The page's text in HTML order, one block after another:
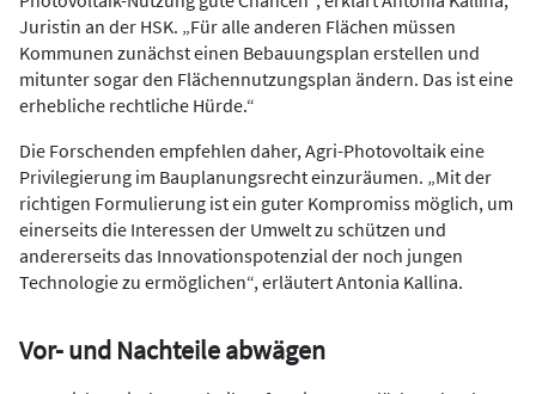
Juristin an der HSK. „Für alle anderen Flächen müssen
Kommunen zunächst einen Bebauungsplan erstellen und
mitunter sogar den Flächennutzungsplan ändern. Das ist eine
erhebliche rechtliche Hürde.“
Die Forschenden empfehlen daher, Agri-Photovoltaik eine
Privilegierung im Bauplanungsrecht einzuräumen. „Mit der
richtigen Formulierung ist ein guter Kompromiss möglich, um
einerseits die Interessen der Umwelt zu schützen und
andererseits das Innovationspotenzial der noch jungen
Technologie zu ermöglichen“, erläutert Antonia Kallina.
Vor- und Nachteile abwägen